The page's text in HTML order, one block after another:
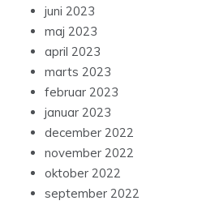
juni 2023
maj 2023
april 2023
marts 2023
februar 2023
januar 2023
december 2022
november 2022
oktober 2022
september 2022